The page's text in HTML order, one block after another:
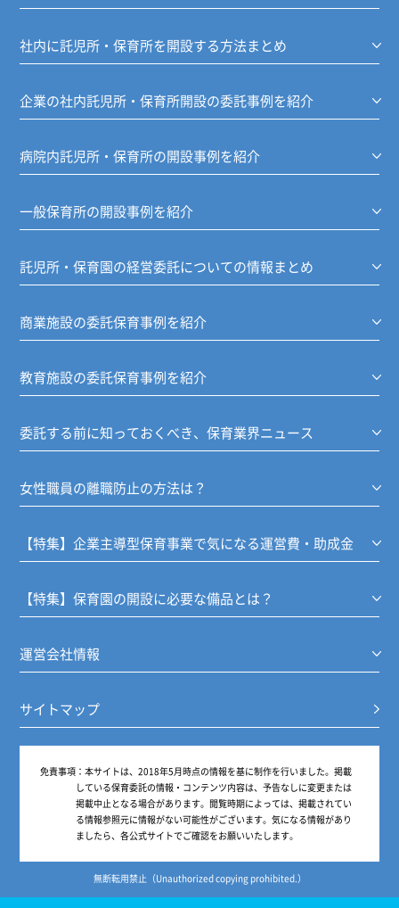
社内に託児所・保育所を開設する方法まとめ
企業の社内託児所・保育所開設の委託事例を紹介
病院内託児所・保育所の開設事例を紹介
一般保育所の開設事例を紹介
託児所・保育園の経営委託についての情報まとめ
商業施設の委託保育事例を紹介
教育施設の委託保育事例を紹介
委託する前に知っておくべき、保育業界ニュース
女性職員の離職防止の方法は？
【特集】企業主導型保育事業で気になる運営費・助成金
【特集】保育園の開設に必要な備品とは？
運営会社情報
サイトマップ
免責事項： 本サイトは、2018年5月時点の情報を基に制作を行いました。掲載
している保育委託の情報・コンテンツ内容は、予告なしに変更または
掲載中止となる場合があります。閲覧時期によっては、掲載されてい
る情報参照元に情報がない可能性がございます。気になる情報があり
ましたら、各公式サイトでご確認をお願いいたします。
無断転用禁止（Unauthorized copying prohibited.）